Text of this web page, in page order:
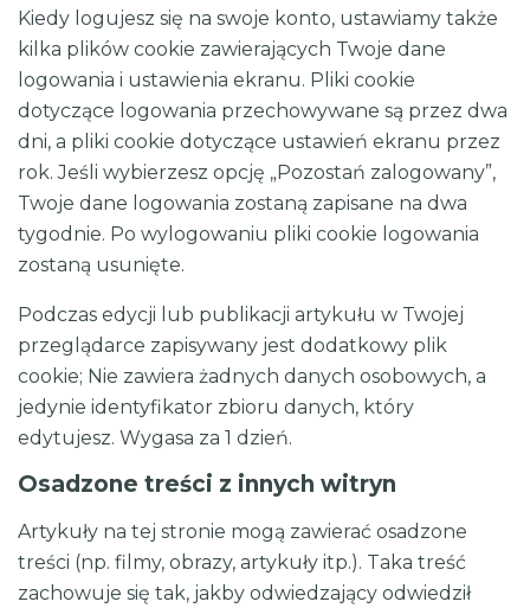
Kiedy logujesz się na swoje konto, ustawiamy także
kilka plików cookie zawierających Twoje dane
logowania i ustawienia ekranu. Pliki cookie
dotyczące logowania przechowywane są przez dwa
dni, a pliki cookie dotyczące ustawień ekranu przez
rok. Jeśli wybierzesz opcję „Pozostań zalogowany”,
Twoje dane logowania zostaną zapisane na dwa
tygodnie. Po wylogowaniu pliki cookie logowania
zostaną usunięte.
Podczas edycji lub publikacji artykułu w Twojej
przeglądarce zapisywany jest dodatkowy plik
cookie; Nie zawiera żadnych danych osobowych, a
jedynie identyfikator zbioru danych, który
edytujesz. Wygasa za 1 dzień.
Osadzone treści z innych witryn
Artykuły na tej stronie mogą zawierać osadzone
treści (np. filmy, obrazy, artykuły itp.). Taka treść
zachowuje się tak, jakby odwiedzający odwiedził